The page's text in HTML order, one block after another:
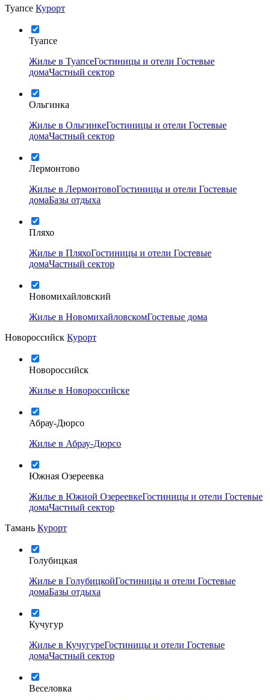
Туапсе Курорт
Туапсе
Жилье в ТуапсеГостиницы и отели Гостевые
домаЧастный сектор
Ольгинка
Жилье в ОльгинкеГостиницы и отели Гостевые
домаЧастный сектор
Лермонтово
Жилье в ЛермонтовоГостиницы и отели Гостевые
домаБазы отдыха
Пляхо
Жилье в ПляхоГостиницы и отели Гостевые
домаЧастный сектор
Новомихайловский
Жилье в НовомихайловскомГостевые дома
Новороссийск Курорт
Новороссийск
Жилье в Новороссийске
Абрау-Дюрсо
Жилье в Абрау-Дюрсо
Южная Озереевка
Жилье в Южной ОзереевкеГостиницы и отели Гостевые
домаЧастный сектор
Тамань Курорт
Голубицкая
Жилье в ГолубицкойГостиницы и отели Гостевые
домаБазы отдыха
Кучугур
Жилье в КучугуреГостиницы и отели Гостевые
домаЧастный сектор
Веселовка